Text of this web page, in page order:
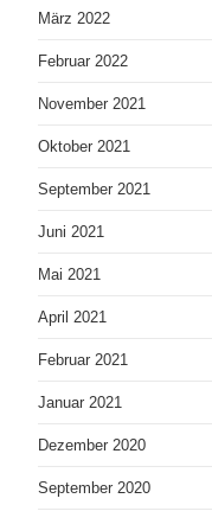
März 2022
Februar 2022
November 2021
Oktober 2021
September 2021
Juni 2021
Mai 2021
April 2021
Februar 2021
Januar 2021
Dezember 2020
September 2020